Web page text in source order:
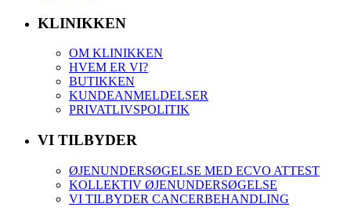
KLINIKKEN
OM KLINIKKEN
HVEM ER VI?
BUTIKKEN
KUNDEANMELDELSER
PRIVATLIVSPOLITIK
VI TILBYDER
ØJENUNDERSØGELSE MED ECVO ATTEST
KOLLEKTIV ØJENUNDERSØGELSE
VI TILBYDER CANCERBEHANDLING